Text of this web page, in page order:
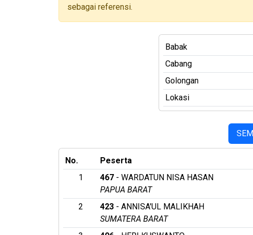
sebagai referensi.
Babak
Cabang
Golongan
Lokasi
No. Peserta
1
467 - WARDATUN NISA HASAN
PAPUA BARAT
2
423 - ANNISA'UL MALIKHAH
SUMATERA BARAT